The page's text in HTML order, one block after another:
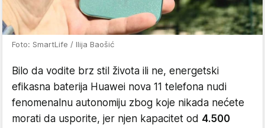
Foto: SmartLife / Ilija Baošić
Bilo da vodite brz stil života ili ne, energetski
efikasna baterija Huawei nova 11 telefona nudi
fenomenalnu autonomiju zbog koje nikada nećete
morati da usporite, jer njen kapacitet od 4.500